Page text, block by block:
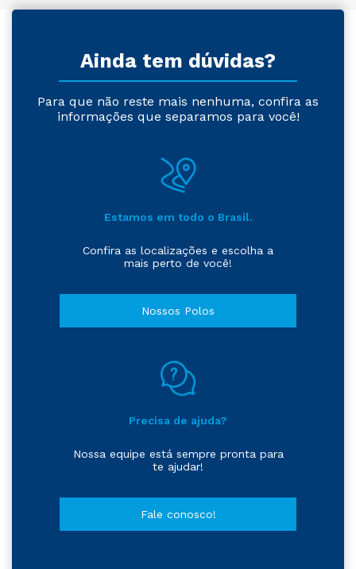
Ainda tem dúvidas?
Para que não reste mais nenhuma, confira as
informações que separamos para você!
Estamos em todo o Brasil.
Confira as localizações e escolha a
mais perto de você!
Nossos Polos
Precisa de ajuda?
Nossa equipe está sempre pronta para
te ajudar!
Fale conosco!